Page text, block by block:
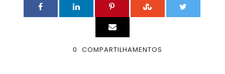
0 COMPARTILHAMENTOS